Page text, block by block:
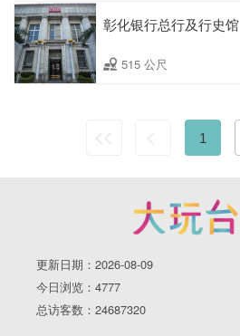
彰化银行总行及行史馆
515 公尺
1
更新日期：2026-08-09
今日浏览：4777
总访客数：24687320